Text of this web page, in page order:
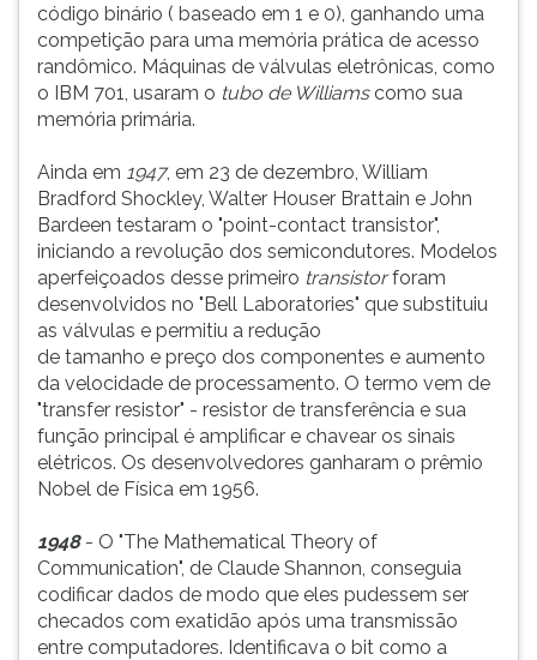
código binário ( baseado em 1 e 0), ganhando uma
competição para uma memória prática de acesso
randômico. Máquinas de válvulas eletrônicas, como
o IBM 701, usaram o tubo de Williamscomo sua
memória primária.
Ainda em 1947, em 23 de dezembro, William
Bradford Shockley, Walter Houser Brattain e John
Bardeen testaram o "point-contact transistor",
iniciando a revolução dos semicondutores. Modelos
aperfeiçoados desse primeiro transistorforam
desenvolvidos no "Bell Laboratories" que substituiu
as válvulas e permitiu a redução
de tamanho e preço dos componentes e aumento
da velocidade de processamento. O termo vem de
"transfer resistor" - resistor de transferência e sua
função principal é amplificar e chavear os sinais
elétricos. Os desenvolvedores ganharam o prêmio
Nobel de Física em 1956.
1948- O "The Mathematical Theory of
Communication", de Claude Shannon, conseguia
codificar dados de modo que eles pudessem ser
checados com exatidão após uma transmissão
entre computadores. Identificava o bit como a